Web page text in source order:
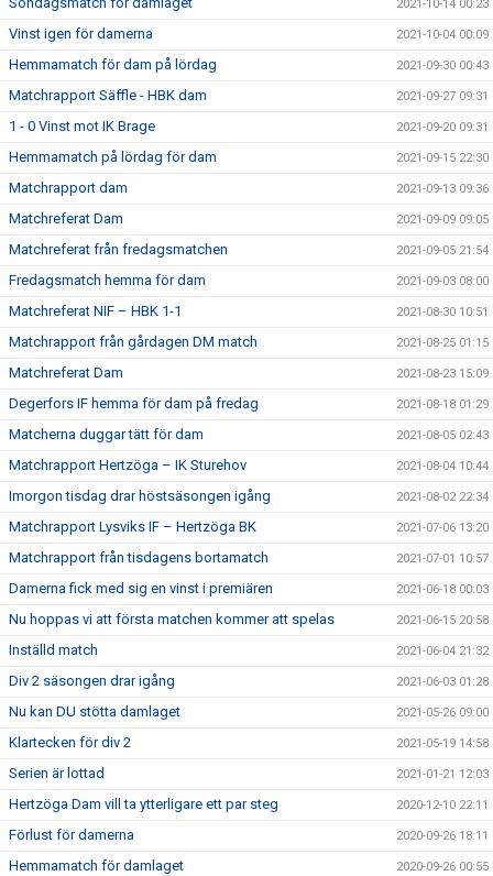
2021-10-14 00:23
Vinst igen för damerna 2021-10-04 00:09
Hemmamatch för dam på lördag 2021-09-30 00:43
Matchrapport Säffle - HBK dam 2021-09-27 09:31
1 - 0 Vinst mot IK Brage 2021-09-20 09:31
Hemmamatch på lördag för dam 2021-09-15 22:30
Matchrapport dam 2021-09-13 09:36
Matchreferat Dam 2021-09-09 09:05
Matchreferat från fredagsmatchen 2021-09-05 21:54
Fredagsmatch hemma för dam 2021-09-03 08:00
Matchreferat NIF – HBK 1-1 2021-08-30 10:51
Matchrapport från gårdagen DM match 2021-08-25 01:15
Matchreferat Dam 2021-08-23 15:09
Degerfors IF hemma för dam på fredag 2021-08-18 01:29
Matcherna duggar tätt för dam 2021-08-05 02:43
Matchrapport Hertzöga – IK Sturehov 2021-08-04 10:44
Imorgon tisdag drar höstsäsongen igång 2021-08-02 22:34
Matchrapport Lysviks IF – Hertzöga BK 2021-07-06 13:20
Matchrapport från tisdagens bortamatch 2021-07-01 10:57
Damerna fick med sig en vinst i premiären 2021-06-18 00:03
Nu hoppas vi att första matchen kommer att spelas 2021-06-15 20:58
Inställd match 2021-06-04 21:32
Div 2 säsongen drar igång 2021-06-03 01:28
Nu kan DU stötta damlaget 2021-05-26 09:00
Klartecken för div 2 2021-05-19 14:58
Serien är lottad 2021-01-21 12:03
Hertzöga Dam vill ta ytterligare ett par steg 2020-12-10 22:11
Förlust för damerna 2020-09-26 18:11
Hemmamatch för damlaget 2020-09-26 00:55